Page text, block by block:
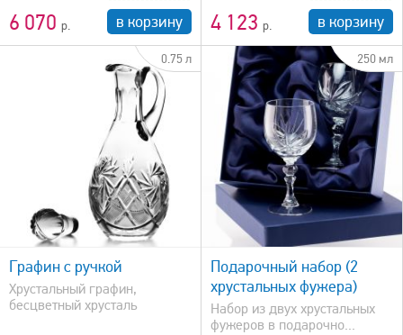
6 070 в корзину 4 123 в корзину
0.75 л
Графин с ручкой
Хрустальный графин,
бесцветный хрусталь
250 мл
быстрый просмотр
Подарочный набор (2
хрустальных фужера)
Набор из двух хрустальных
фужеров в подарочно...